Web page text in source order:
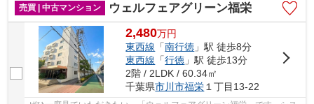
売買 | 中古マンション
ウェルフェアグリーン福栄
2,480万円
東西線 「南行徳 」駅 徒歩8分
東西線 「行徳 」駅 徒歩13分
2階 / 2LDK / 60.34㎡
千葉県市川市福栄 １丁目13-22